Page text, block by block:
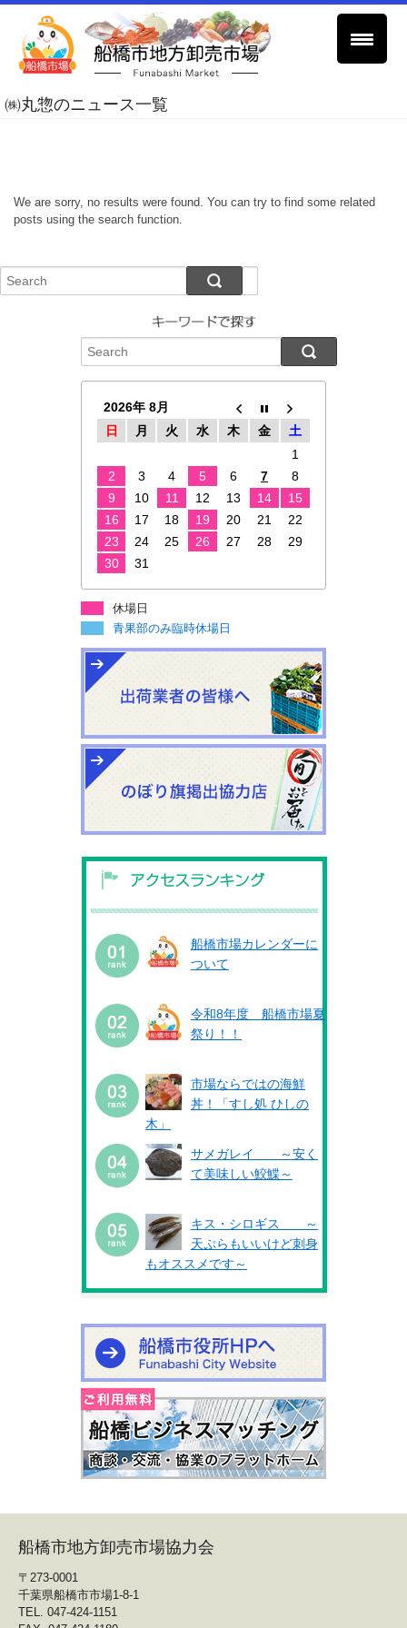
㈱丸惣のニュース一覧
We are sorry, no results were found. You can try to find some related
posts using the search function.
2026年 8月
日
月 火 水 木 金
土
1
2
3 4 5 6 7
8
9
10 11 12 13 14
15
16
17 18 19 20 21
22
23
24 25 26 27 28
29
30
31
休場日
青果部のみ臨時休場日
船橋市場カレンダーに
ついて
令和8年度 船橋市場夏
祭り！！
市場ならではの海鮮
丼！「すし処 ひしの
木」
サメガレイ ～安く
て美味しい鮫鰈～
キス・シロギス ～
天ぷらもいいけど刺身
もオススメです～
船橋市地方卸売市場協力会
〒273-0001
千葉県船橋市市場1-8-1
TEL. 047-424-1151